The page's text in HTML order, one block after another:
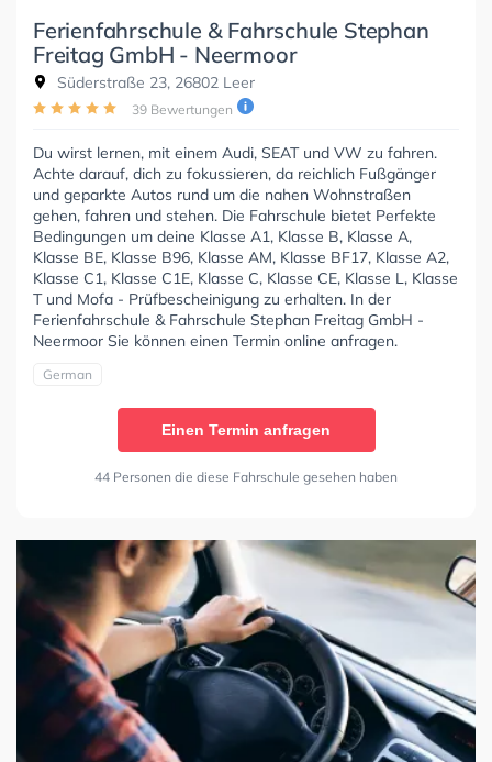
Ferienfahrschule & Fahrschule Stephan
Freitag GmbH - Neermoor
Süderstraße 23, 26802 Leer
39 Bewertungen
Du wirst lernen, mit einem Audi, SEAT und VW zu fahren.
Achte darauf, dich zu fokussieren, da reichlich Fußgänger
und geparkte Autos rund um die nahen Wohnstraßen
gehen, fahren und stehen. Die Fahrschule bietet Perfekte
Bedingungen um deine Klasse A1, Klasse B, Klasse A,
Klasse BE, Klasse B96, Klasse AM, Klasse BF17, Klasse A2,
Klasse C1, Klasse C1E, Klasse C, Klasse CE, Klasse L, Klasse
T und Mofa - Prüfbescheinigung zu erhalten. In der
Ferienfahrschule & Fahrschule Stephan Freitag GmbH -
Neermoor Sie können einen Termin online anfragen.
German
Einen Termin anfragen
44 Personen die diese Fahrschule gesehen haben